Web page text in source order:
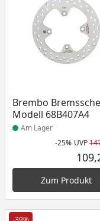
Brembo
Modell 68B407A4
Produkt am Lager
Am Lager
-25% UVP
Zum Produkt